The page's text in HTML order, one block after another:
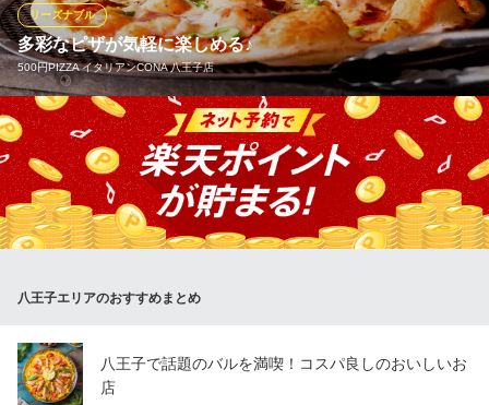
ピッツェリア ドォーロ ナポリ 八王子店
焼き立て窯焼ピッツァ
ＪＲ八王子駅 徒歩1分
東京都八王子市旭町1-1 セレオ八王子北館10F
多彩なピザが気軽に楽しめる♪
500円PIZZA イタリアンCONA 八王子店
リーズナブル
当店のピザは約30センチ、サクサクのクリスピータイプでご提
供。薄手の生地でサイズも程よい大きさのため、何枚でも気軽に
ご注文いただけます。種類は定番の「マルゲリータ」やトロトロ
の卵と生ハムが絶妙な「生ハムと半熟卵」など30種類をご用意！
すべて500円(税込)とお手頃価格なのも魅力です☆
八王子のイタリアンバル
東京都八王子市中町6-11 1F
八王子エリアのおすすめまとめ
八王子で話題のバルを満喫！コスパ良しのおいしいお
店